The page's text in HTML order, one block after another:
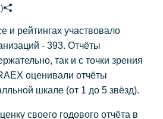
и рейтингах участвовало
- 393. Отчёты
так и с точки зрения
оценивали отчёты
шкале (от 1 до 5 звёзд).
своего годового отчёта в